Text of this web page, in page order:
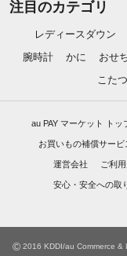
注目のカテゴリ
レディースダウン
腕時計
かに おせ
こたつ
au PAY マーケット トッ
お買いもの補償サービ
運営会社 ご利
安心・安全への取
© 2016 KDDI/au Commerce &